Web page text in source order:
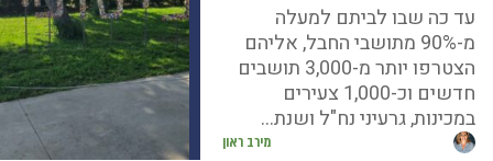
מירב ראון
עד כה שבו לביתם למעלה
מ-90% מתושבי החבל, אליהם
הצטרפו יותר מ-3,000 תושבים
חדשים וכ-1,000 צעירים
במכינות, גרעיני נח"ל ושנת...